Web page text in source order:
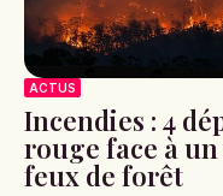
ACTUS
Incendies : 4
rouge face à
feux de forêt